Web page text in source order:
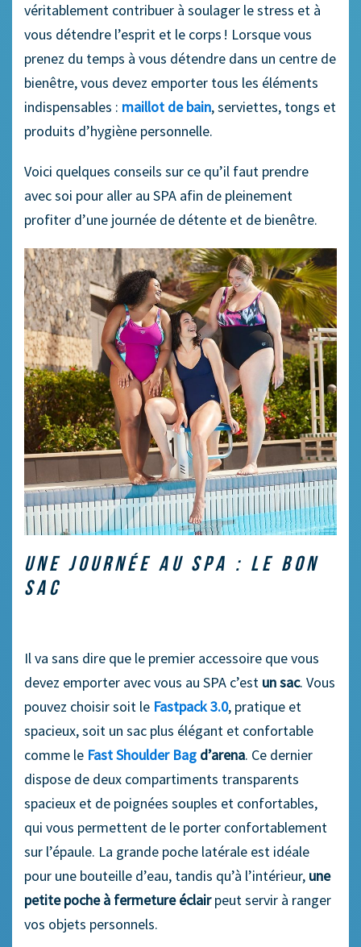
véritablement contribuer à soulager le stress et à
vous détendre l’esprit et le corps ! Lorsque vous
prenez du temps à vous détendre dans un centre de
bienêtre, vous devez emporter tous les éléments
indispensables : maillot de bain, serviettes, tongs et
produits d’hygiène personnelle.
Voici quelques conseils sur ce qu’il faut prendre
avec soi pour aller au SPA afin de pleinement
profiter d’une journée de détente et de bienêtre.
UNE JOURNÉE AU SPA : LE BON
SAC
Il va sans dire que le premier accessoire que vous
devez emporter avec vous au SPA c’est un sac. Vous
pouvez choisir soit le Fastpack 3.0, pratique et
spacieux, soit un sac plus élégant et confortable
comme le Fast Shoulder Bag d’arena. Ce dernier
dispose de deux compartiments transparents
spacieux et de poignées souples et confortables,
qui vous permettent de le porter confortablement
sur l’épaule. La grande poche latérale est idéale
pour une bouteille d’eau, tandis qu’à l’intérieur, une
petite poche à fermeture éclairpeut servir à ranger
vos objets personnels.